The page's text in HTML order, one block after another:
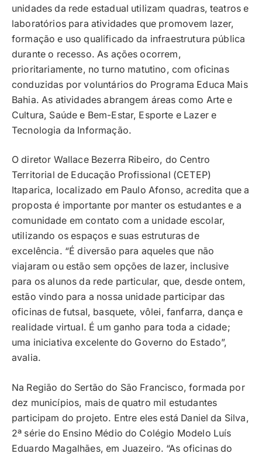
unidades da rede estadual utilizam quadras, teatros e
laboratórios para atividades que promovem lazer,
formação e uso qualificado da infraestrutura pública
durante o recesso. As ações ocorrem,
prioritariamente, no turno matutino, com oficinas
conduzidas por voluntários do Programa Educa Mais
Bahia. As atividades abrangem áreas como Arte e
Cultura, Saúde e Bem-Estar, Esporte e Lazer e
Tecnologia da Informação.
O diretor Wallace Bezerra Ribeiro, do Centro
Territorial de Educação Profissional (CETEP)
Itaparica, localizado em Paulo Afonso, acredita que a
proposta é importante por manter os estudantes e a
comunidade em contato com a unidade escolar,
utilizando os espaços e suas estruturas de
excelência. “É diversão para aqueles que não
viajaram ou estão sem opções de lazer, inclusive
para os alunos da rede particular, que, desde ontem,
estão vindo para a nossa unidade participar das
oficinas de futsal, basquete, vôlei, fanfarra, dança e
realidade virtual. É um ganho para toda a cidade;
uma iniciativa excelente do Governo do Estado”,
avalia.
Na Região do Sertão do São Francisco, formada por
dez municípios, mais de quatro mil estudantes
participam do projeto. Entre eles está Daniel da Silva,
2ª série do Ensino Médio do Colégio Modelo Luís
Eduardo Magalhães, em Juazeiro. “As oficinas do